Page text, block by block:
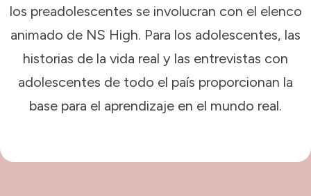
los preadolescentes se involucran con el elenco
animado de NS High. Para los adolescentes, las
historias de la vida real y las entrevistas con
adolescentes de todo el país proporcionan la
base para el aprendizaje en el mundo real.